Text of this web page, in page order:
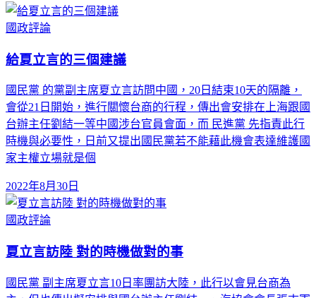
國政評論
給夏立言的三個建議
國民黨 的黨副主席夏立言訪問中國，20日結束10天的隔離，
會從21日開始，進行關懷台商的行程，傳出會安排在上海跟國
台辦主任劉結一等中國涉台官員會面，而 民進黨 先指責此行
時機與必要性，日前又提出國民黨若不能藉此機會表達維護國
家主權立場就是個
2022年8月30日
國政評論
夏立言訪陸 對的時機做對的事
國民黨 副主席夏立言10日率團訪大陸，此行以會見台商為